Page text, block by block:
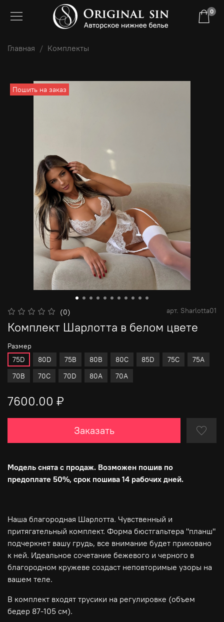
0
Главная Комплекты
Пошить на заказ
(0) арт. Sharlotta01
Комплект Шарлотта в белом цвете
Размер
75D
80D 75B 80B 80C 85D 75C
75A
70B
70C 70D 80A 70A
7600.00 ₽
Заказать
Модель снята с продаж. Возможен пошив по
предоплате 50%, срок пошива 14 рабочих дней.
Наша благородная Шарлотта. Чувственный и
притягательный комплект. Форма бюстгальтера "планш"
подчеркнет вашу грудь, все внимание будет приковано
к ней. Идеальное сочетание бежевого и черного в
благородном кружеве создаст неповторимые узоры на
вашем теле.
В комплект входят трусики на регулировке (объем
бедер 87-105 см).